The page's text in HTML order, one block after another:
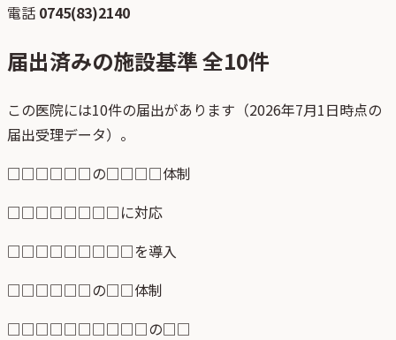
電話 0745(83)2140
届出済みの施設基準 全10件
この医院には10件の届出があります（2026年7月1日時点の
届出受理データ）。
□□□□□□の□□□□体制
□□□□□□□□に対応
□□□□□□□□□を導入
□□□□□□の□□体制
□□□□□□□□□□の□□